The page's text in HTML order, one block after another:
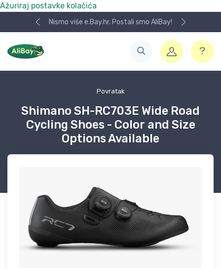
Ažuriraj postavke kolačića
Nismo više e.Bay.hr. Postali smo AliBay!
Povratak
Shimano SH-RC703E Wide Road
Cycling Shoes - Color and Size
Options Available